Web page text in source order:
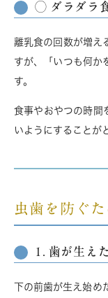
◯ ダラダラ
離乳食の回数が増え
すが、「いつも何か
す。
食事やおやつの時間
いようにすること が
虫歯を防ぐ
1. 歯が生え
下の前歯が生え始